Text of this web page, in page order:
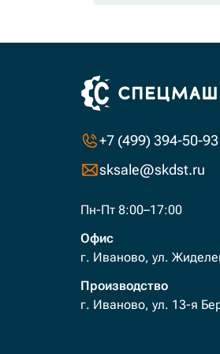
+7 (499) 394-50-93
sksale@skdst.ru
Пн-Пт 8:00–17:00
Офис
г. Иваново, ул.
Производство
г. Иваново, ул. 13-я